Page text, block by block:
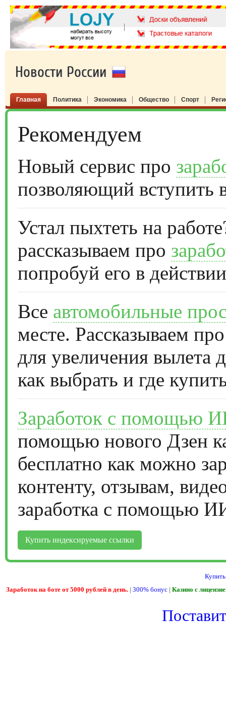
Новости России
Главная Политика Экономика Общество Спорт
Рекомендуем
Новый сервис про
позволяющий вступить
Устал пыхтеть на
рассказываем про
попробуй его в
Все автомобильные
месте. Рассказываем
для увеличения вылета
как выбрать и где
Заработок с помощью
помощью нового Дзен
бесплатно как можно
контенту, отзывам,
заработка с помощью
Купить индексируемые ссылки
Заработок на боте от 5000 рублей в день. | 300% бонус | Казино с